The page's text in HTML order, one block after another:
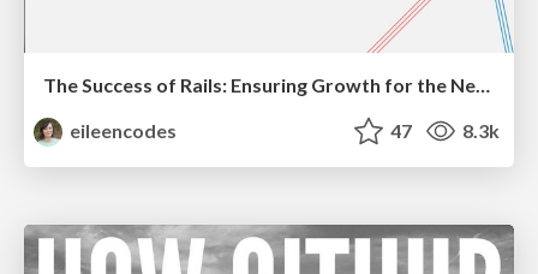
The Success of Rails: Ensuring Growth for the Next 100 Years
eileencodes
47 8.3k